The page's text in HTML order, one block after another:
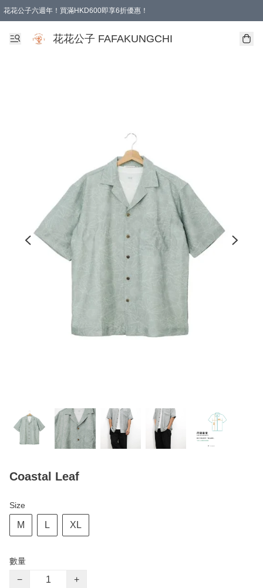
花花公子六週年！買滿HKD600即享6折優惠！
購物滿 HKD 600.00即享免運費優惠！（適用於 本地取貨 )
花花公子 FAFAKUNGCHI
Coastal Leaf
Size
M L XL
數量
− +